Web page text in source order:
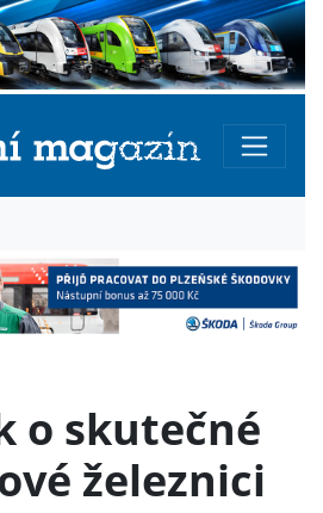
o skutečné
železnici